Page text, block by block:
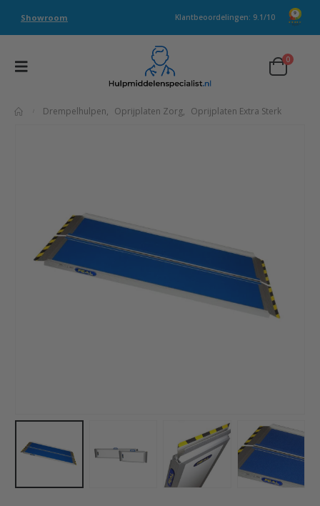
Showroom Klantbeoordelingen: 9.1/10
0
Drempelhulpen, Oprijplaten Zorg, Oprijplaten Extra Sterk